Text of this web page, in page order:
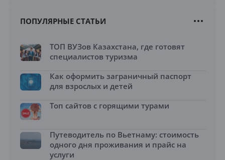
ПОПУЛЯРНЫЕ СТАТЬИ
ТОП ВУЗов Казахстана, где готовят
специалистов туризма
Как оформить заграничный паспорт
для взрослых и детей
Топ сайтов с горящими турами
Путеводитель по Вьетнаму: стоимость
одного дня проживания и прайс на
услуги